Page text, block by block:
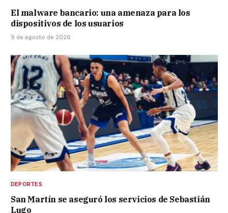
El malware bancario: una amenaza para los
dispositivos de los usuarios
9 de agosto de 2026
DEPORTES
San Martín se aseguró los servicios de Sebastián
Lugo